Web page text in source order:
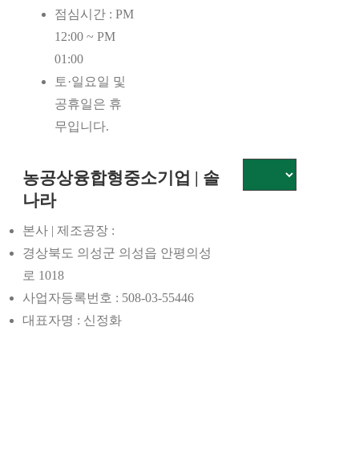
점심시간 : PM
12:00 ~ PM
01:00
토·일요일 및
공휴일은 휴
무입니다.
농공상융합형중소기업 | 솔
나라
본사 | 제조공장 :
경상북도 의성군 의성읍 안평의성
로 1018
사업자등록번호 : 508-03-55446
대표자명 : 신정화